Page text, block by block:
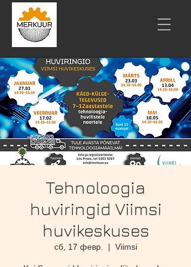
Tehnoloogia
huviringid Viimsi
huvikeskuses
сб, 17 февр.
  |
Viimsi